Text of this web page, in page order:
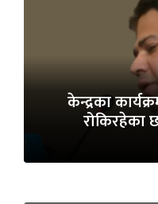
केन्द्रका
रोकिरहेका